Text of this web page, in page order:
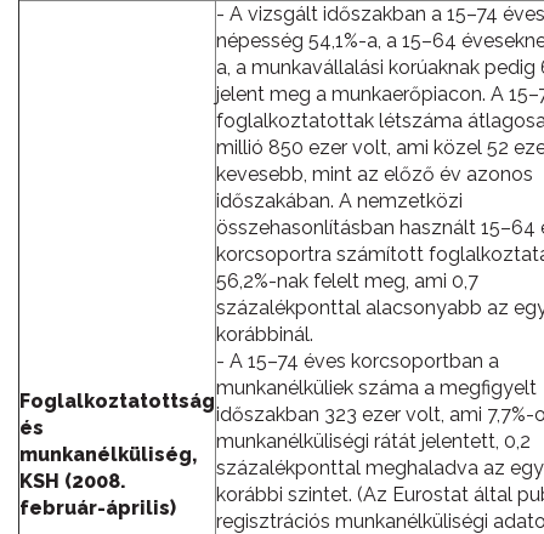
Foglalkoztatottság
és
munkanélküliség,
KSH (2008.
február-április)
- A vizsgált időszakban a 15–74 éves
népesség 54,1%-a, a 15–64
a, a munkavállalási korúaknak pedig
jelent meg a munkaerőpiacon. A
foglalkoztatottak létszáma
millió 850 ezer volt, ami közel 52
kevesebb, mint az előző év azonos
időszakában. A nemzetközi
összehasonlításban használt 15–64
korcsoportra számított
56,2%-nak felelt meg, ami 0,7
százalékponttal alacsonyabb az
korábbinál.
- A 15–74 éves korcsoportban a
munkanélküliek száma a megfigyelt
időszakban 323 ezer volt, ami 7,7%-
munkanélküliségi rátát jelentett, 0,2
százalékponttal meghaladva az
korábbi szintet. (Az Eurostat által
regisztrációs munkanélküliségi